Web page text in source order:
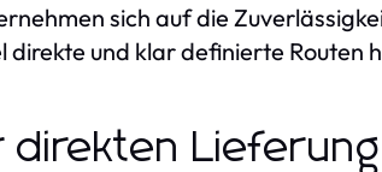
sich auf die
direkte und klar definierte Routen